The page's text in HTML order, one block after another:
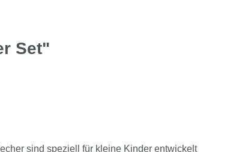
Set"
sind speziell für kleine Kinder entwickelt